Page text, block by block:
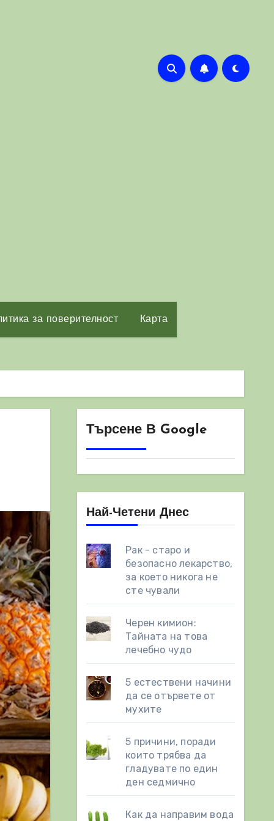
за поверителност Карта
Търсене В Google
Най-Четени Днес
Рак - старо и
безопасно лекарство,
за което никога не
сте чували
Черен кимион:
Тайната на това
лечебно чудо
5 естествени начини
да се отървете от
мухите
5 причини, поради
които трябва да
гладувате по един
ден седмично
Как да направим вода